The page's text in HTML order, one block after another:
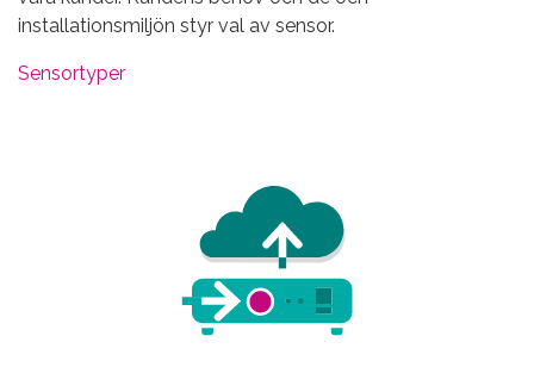
installationsmiljön styr val av sensor.
Sensortyper